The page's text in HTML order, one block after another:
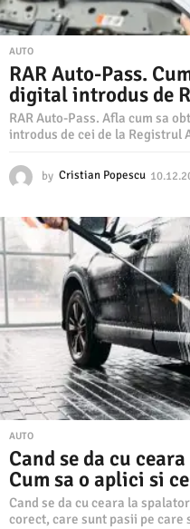
AUTO
RAR Auto-Pass.
digital introdus de
RAR Auto-Pass. Afla cum sa
introdus de cei de la Registrul
by Cristian Popescu
AUTO
Cand se da cu
Cum sa o aplici si
Cand se da cu ceara la
corect, care sunt pasii pe care